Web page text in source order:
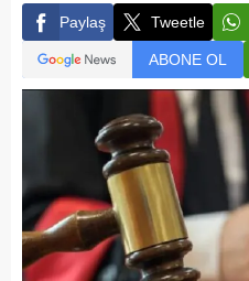
Paylaş Tweetle
ABONE OL